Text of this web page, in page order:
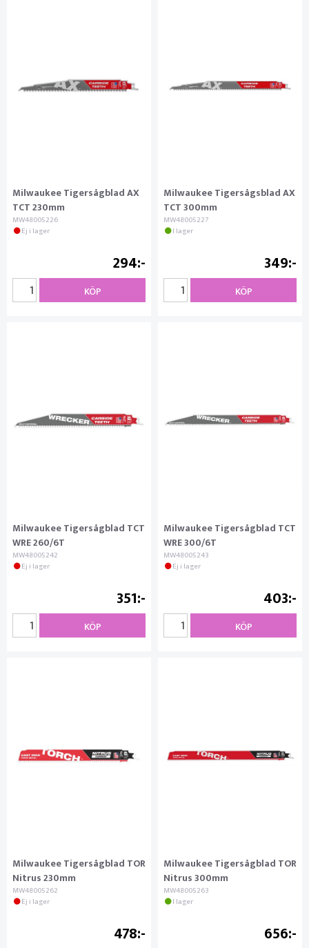
Milwaukee Tigersågblad AX
TCT 230mm
MW48005226
Ej i lager
294
KÖP
Milwaukee Tigersågsblad AX
TCT 300mm
MW48005227
I lager
349
KÖP
Milwaukee Tigersågblad TCT
WRE 260/6T
MW48005242
Ej i lager
351
KÖP
Milwaukee Tigersågblad TCT
WRE 300/6T
MW48005243
Ej i lager
403
KÖP
Milwaukee Tigersågblad TOR
Nitrus 230mm
MW48005262
Ej i lager
478
Milwaukee Tigersågblad TOR
Nitrus 300mm
MW48005263
I lager
656